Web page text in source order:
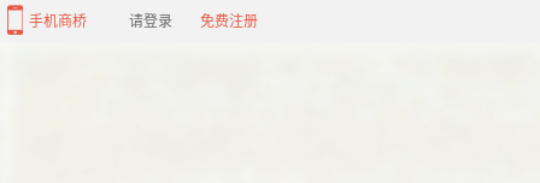
手机商桥 请登录 免费注册